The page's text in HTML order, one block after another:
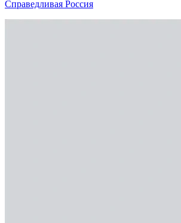
Справедливая Россия